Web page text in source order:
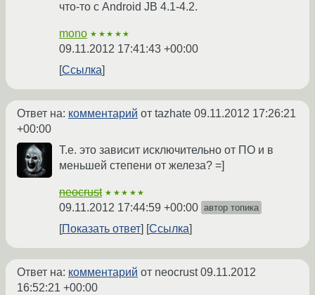
что-то с Android JB 4.1-4.2.
mono ★★★★★
09.11.2012 17:41:43 +00:00
Ссылка
Ответ на: комментарий от tazhate 09.11.2012 17:26:21
+00:00
Т.е. это зависит исключительно от ПО и в
меньшей степени от железа? =]
neocrust ★★★★★
09.11.2012 17:44:59 +00:00 автор топика
Показать ответ Ссылка
Ответ на: комментарий от neocrust09.11.2012
16:52:21 +00:00